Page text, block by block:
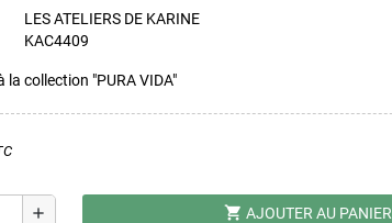
LES ATELIERS DE KARINE
KAC4409
la collection "PURA VIDA"
add shopping_cart AJOUTER AU PANIER